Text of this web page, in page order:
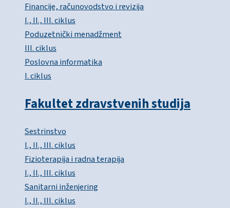
Financije, računovodstvo i revizija
I., II., III. ciklus
Poduzetnički menadžment
III. ciklus
Poslovna informatika
I. ciklus
Fakultet zdravstvenih studija
Sestrinstvo
I., II., III. ciklus
Fizioterapija i radna terapija
I., II., III. ciklus
Sanitarni inženjering
I., II., III. ciklus